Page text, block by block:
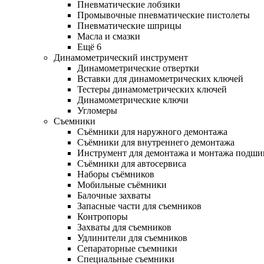
Пневматические лобзики
Промывочные пневматические пистолеты
Пневматические шприцы
Масла и смазки
Ещё 6
Динамометрический инструмент
Динамометрические отвертки
Вставки для динамометрических ключей
Тестеры динамометрических ключей
Динамометрические ключи
Угломеры
Съемники
Съёмники для наружного демонтажа
Съёмники для внутреннего демонтажа
Инструмент для демонтажа и монтажа
Съёмники для автосервиса
Наборы съёмников
Мобильные съёмники
Балочные захваты
Запасные части для съемников
Контропоры
Захваты для съемников
Удлинители для съемников
Сепараторные съемники
Специальные съемники